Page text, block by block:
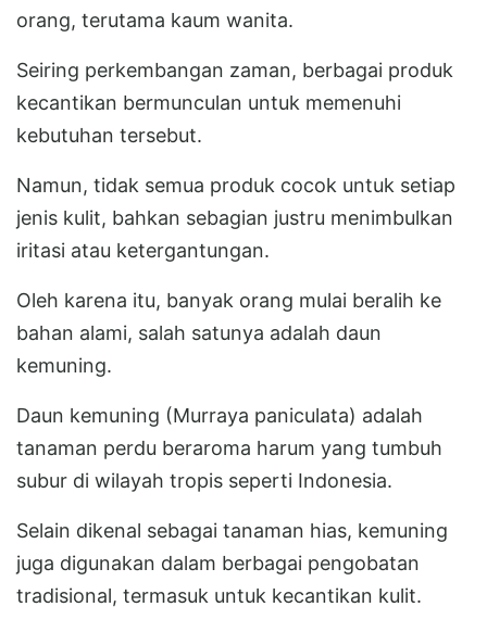
orang, terutama kaum wanita.
Seiring perkembangan zaman, berbagai produk
kecantikan bermunculan untuk memenuhi
kebutuhan tersebut.
Namun, tidak semua produk cocok untuk setiap
jenis kulit, bahkan sebagian justru menimbulkan
iritasi atau ketergantungan.
Oleh karena itu, banyak orang mulai beralih ke
bahan alami, salah satunya adalah daun
kemuning.
Daun kemuning (Murraya paniculata) adalah
tanaman perdu beraroma harum yang tumbuh
subur di wilayah tropis seperti Indonesia.
Selain dikenal sebagai tanaman hias, kemuning
juga digunakan dalam berbagai pengobatan
tradisional, termasuk untuk kecantikan kulit.